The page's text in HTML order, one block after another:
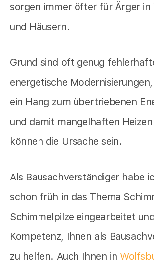
sorgen immer öfter für Ärger in
und Häusern.
Grund sind oft genug
energetische
ein Hang zum übertriebenen
und damit mangelhaften
können die Ursache sein.
Als Bausachverständiger habe
schon früh in das Thema
Schimmelpilze eingearbeitet
Kompetenz, Ihnen als
zu helfen. Auch Ihnen in